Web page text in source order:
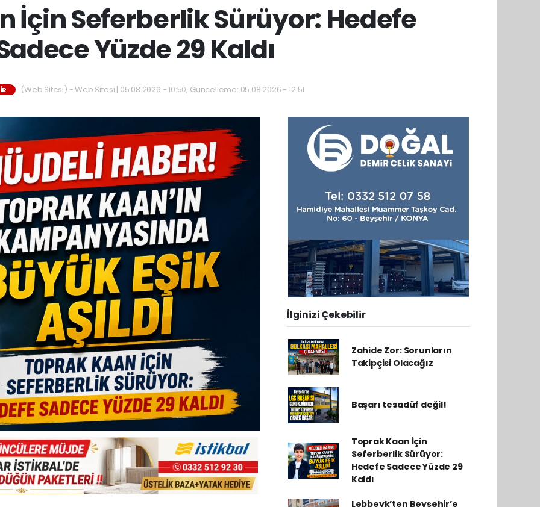
İçin Seferberlik Sürüyor: Hedefe
Yüzde 29 Kaldı
(Web Sitesi) - Web Sitesi | 05.08.2026 - 10:50, Güncelleme: 05.08.2026 - 12:51
İlginizi Çekebilir
Zahide Zor: Sorunların
Takipçisi Olacağız
Başarı tesadüf değil!
Toprak Kaan İçin
Seferberlik Sürüyor:
Hedefe Sadece Yüzde 29
Kaldı
Lebbeyk’ten Beyşehir’e